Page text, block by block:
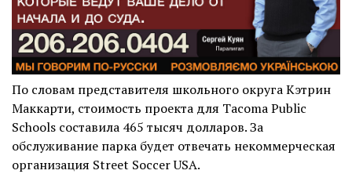
По словам представителя школьного округа Кэтрин
Маккарти, стоимость проекта для Tacoma Public
Schools составила 465 тысяч долларов. За
обслуживание парка будет отвечать некоммерческая
организация Street Soccer USA.